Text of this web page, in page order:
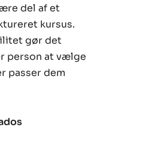
del af et
kursus.
gør det
person at vælge
passer dem